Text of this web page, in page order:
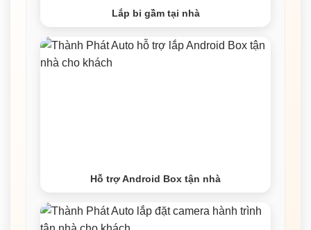
Lắp bi gầm tại nhà
Hỗ trợ Android Box tận nhà